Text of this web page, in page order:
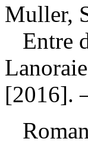
Muller,
Entre
[2016].